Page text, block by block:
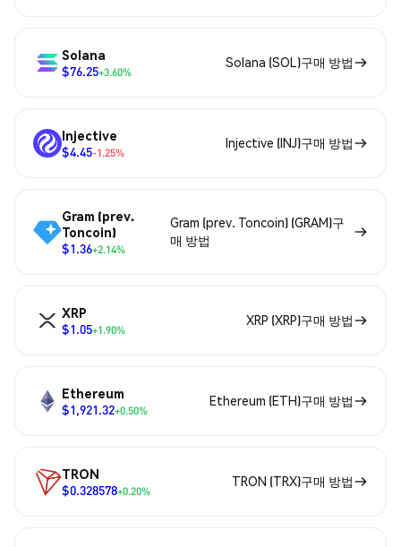
Solana
$76.25+3.60%
Solana (SOL)구매 방법
Injective
$4.45-1.25%
Injective (INJ)구매 방법
Gram (prev.
Toncoin)
$1.36+2.14%
Gram (prev. Toncoin) (GRAM)구
매 방법
XRP
$1.05+1.90%
XRP (XRP)구매 방법
Ethereum
$1,921.32+0.50%
Ethereum (ETH)구매 방법
TRON
$0.328578+0.20%
TRON (TRX)구매 방법